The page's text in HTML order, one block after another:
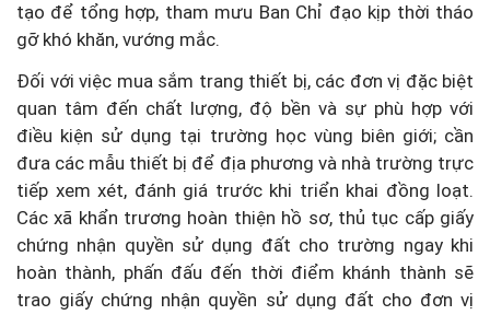
tạo để tổng hợp, tham mưu Ban Chỉ đạo kịp thời tháo
gỡ khó khăn, vướng mắc.
Đối với việc mua sắm trang thiết bị, các đơn vị đặc biệt
quan tâm đến chất lượng, độ bền và sự phù hợp với
điều kiện sử dụng tại trường học vùng biên giới; cần
đưa các mẫu thiết bị để địa phương và nhà trường trực
tiếp xem xét, đánh giá trước khi triển khai đồng loạt.
Các xã khẩn trương hoàn thiện hồ sơ, thủ tục cấp giấy
chứng nhận quyền sử dụng đất cho trường ngay khi
hoàn thành, phấn đấu đến thời điểm khánh thành sẽ
trao giấy chứng nhận quyền sử dụng đất cho đơn vị